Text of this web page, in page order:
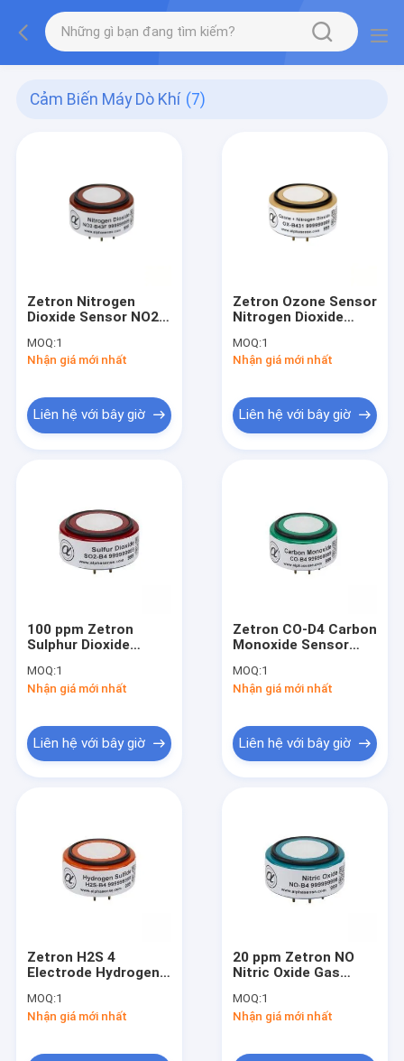
Cảm Biến Máy Dò Khí (7)
Zetron Nitrogen
Dioxide Sensor NO2
NO2-B43F
MOQ:1
Nhận giá mới nhất
Liên hệ với bây giờ
Zetron Ozone Sensor
Nitrogen Dioxide
NO2 Sensor - OX-
B431
MOQ:1
Nhận giá mới nhất
Liên hệ với bây giờ
100 ppm Zetron
Sulphur Dioxide
4-Electrode SO2-B4
Đèn
MOQ:1
Nhận giá mới nhất
Liên hệ với bây giờ
Zetron CO-D4 Carbon
Monoxide Sensor
đến 120 kPa
MOQ:1
Nhận giá mới nhất
Liên hệ với bây giờ
Zetron H2S 4
Electrode Hydrogen
H2S-B4
MOQ:1
Nhận giá mới nhất
20 ppm Zetron NO
Nitric Oxide Gas
NO-B4
MOQ:1
Nhận giá mới nhất